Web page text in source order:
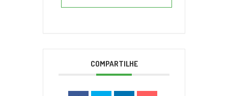
COMPARTILHE